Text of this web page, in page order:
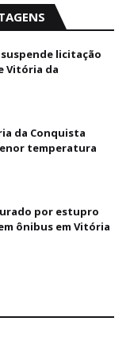
licitação
Vitória da
da Conquista
temperatura
por estupro
ônibus em Vitória